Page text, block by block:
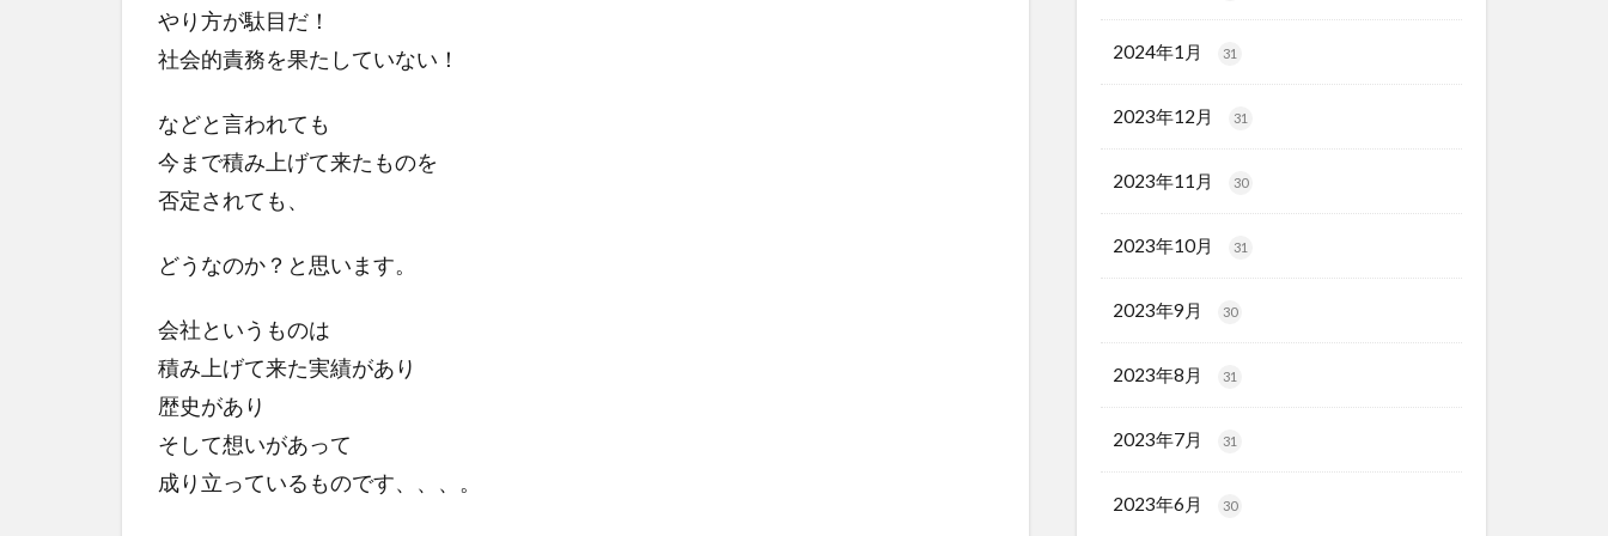
やり方が駄目だ！
社会的責務を果たしていない！
などと言われても
今まで積み上げて来たものを
否定されても、
どうなのか？と思います。
会社というものは
積み上げて来た実績があり
歴史があり
そして想いがあって
成り立っているものです、、、。
2024年1月 31
2023年12月 31
2023年11月 30
2023年10月 31
2023年9月 30
2023年8月 31
2023年7月 31
2023年6月 30